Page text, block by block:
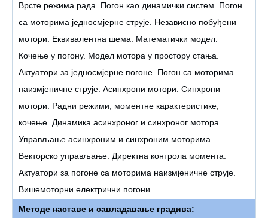
Врсте режима рада. Погон као динамички систем. Погон
са моторима једносмјерне струје. Независно побуђени
мотори. Еквивалентна шема. Математички модел.
Кочење у погону. Модел мотора у простору стања.
Актуатори за једносмјерне погоне. Погон са моторима
наизмјеничне струје. Асинхрони мотори. Синхрони
мотори. Радни режими, моментне карактеристике,
кочење. Динамика асинхроног и синхроног мотора.
Управљање асинхроним и синхроним моторима.
Векторско управљање. Директна контрола момента.
Актуатори за погоне са моторима наизмјеничне струје.
Вишемоторни електрични погони.
Методе наставе и савладавање градива: